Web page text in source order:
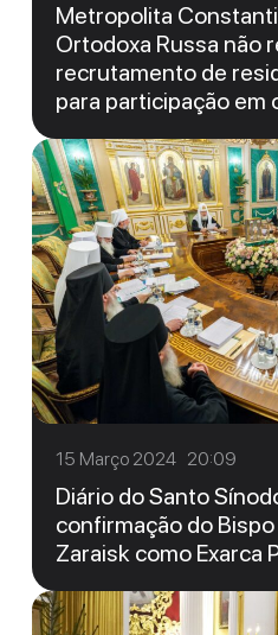
Metropolita
Ortodoxa Russa não
recrutamento de
para participação em
15 Março 2024 20:09
Diário do Santo
confirmação do
Zaraisk como Exarca